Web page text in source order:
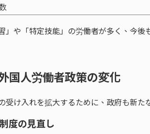
」や「特定技能」の労働者が多く、今後
国人労働者政策の変化
受け入れを拡大するために、政府も新た
度の見直し